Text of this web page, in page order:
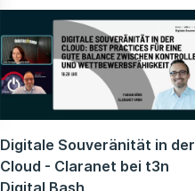
Digitale Souveränität in der
Cloud - Claranet bei t3n
Digital Bash